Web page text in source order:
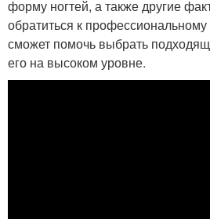
форму ногтей, а также другие
обратиться к
сможет помочь выбрать
его на высоком уровне.